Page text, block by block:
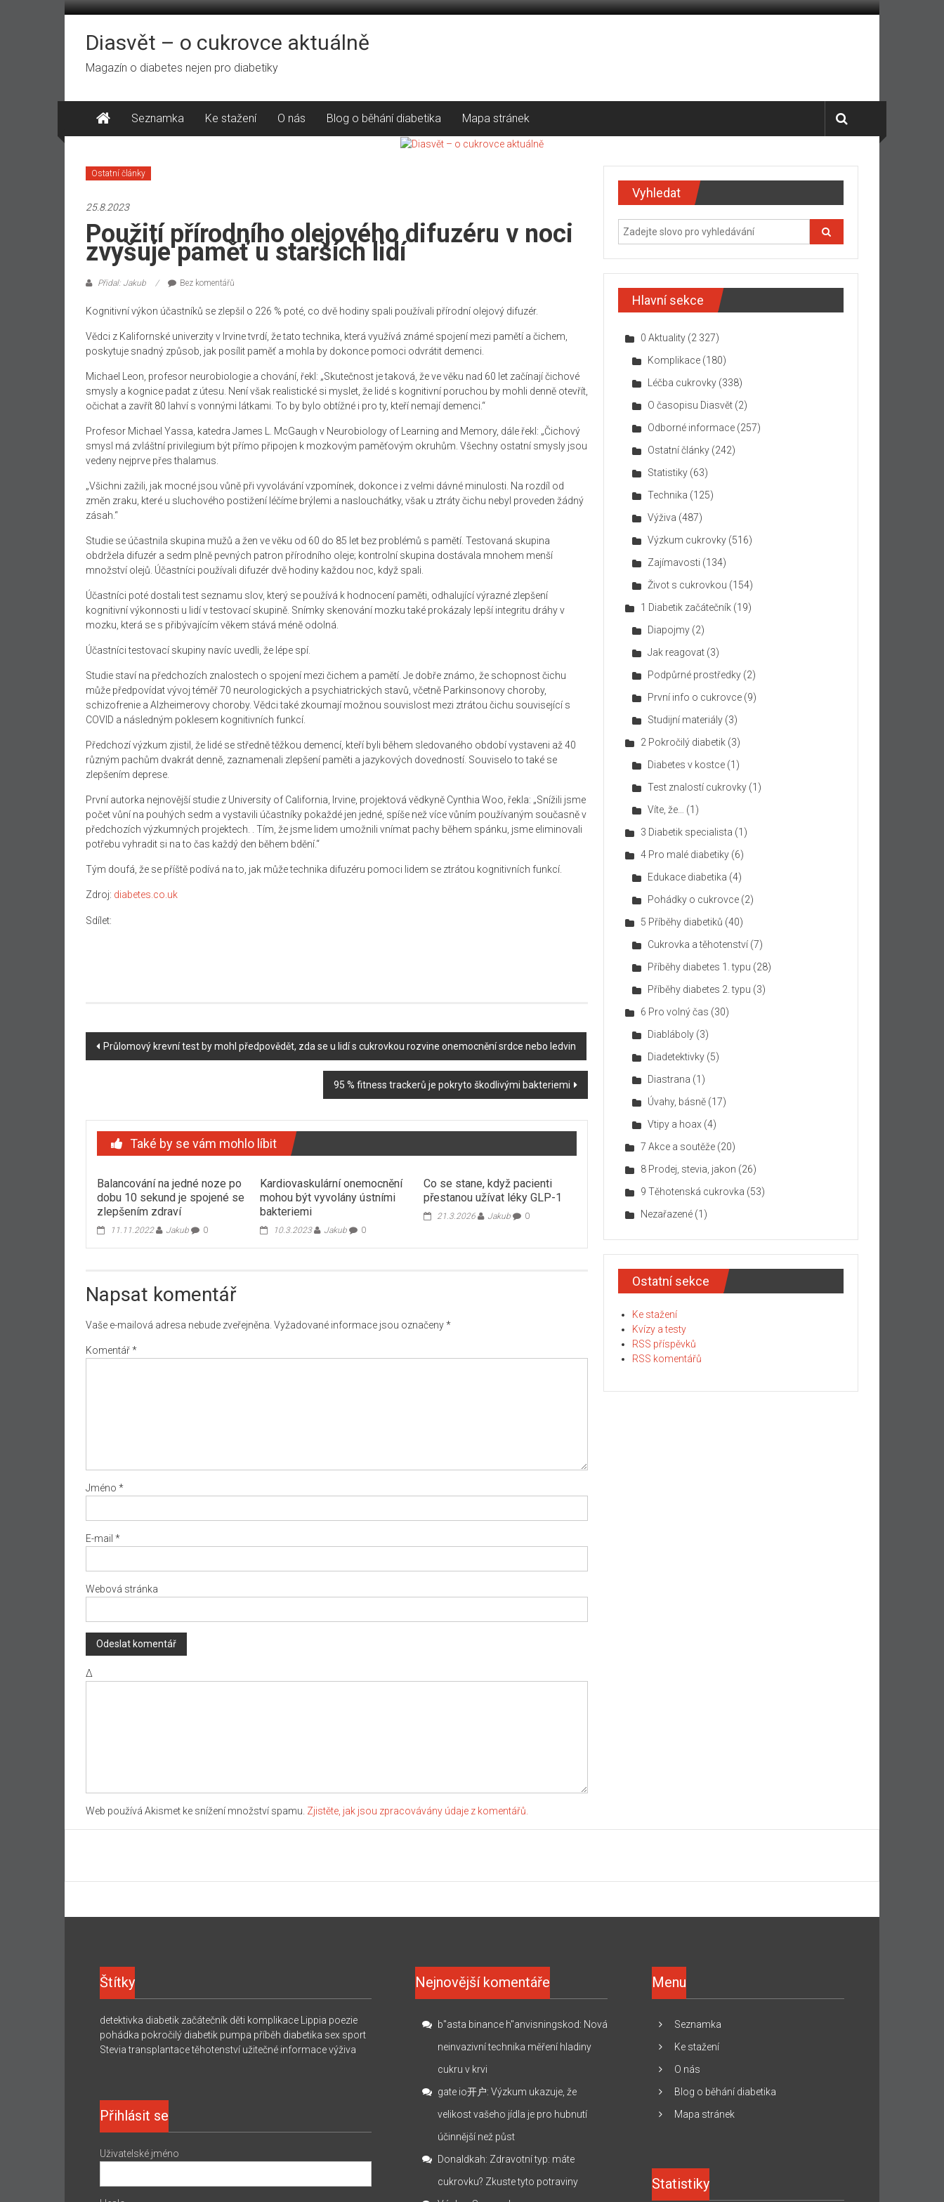
Přeskočit
obsahDiasvět – o cukrovce aktuálně
Magazín o diabetes nejen pro diabetiky
Seznamka Ke stažení O nás Blog o běhání diabetika Mapa stránek
Ostatní články
25.8.2023
Použití přírodního olejového difuzéru v noci
zvyšuje paměť u starších lidí
Přidal: Jakub Bez komentářů
Kognitivní výkon účastníků se zlepšil o 226 % poté, co dvě hodiny spali používali přírodní olejový difuzér.
Vědci z Kalifornské univerzity v Irvine tvrdí, že tato technika, která využívá známé spojení mezi pamětí a čichem,
poskytuje snadný způsob, jak posílit paměť a mohla by dokonce pomoci odvrátit demenci.
Michael Leon, profesor neurobiologie a chování, řekl: „Skutečnost je taková, že ve věku nad 60 let začínají čichové
smysly a kognice padat z útesu. Není však realistické si myslet, že lidé s kognitivní poruchou by mohli denně otevřít,
očichat a zavřít 80 lahví s vonnými látkami. To by bylo obtížné i pro ty, kteří nemají demenci.“
Profesor Michael Yassa, katedra James L. McGaugh v Neurobiology of Learning and Memory, dále řekl: „Čichový
smysl má zvláštní privilegium být přímo připojen k mozkovým paměťovým okruhům. Všechny ostatní smysly jsou
vedeny nejprve přes thalamus.
„Všichni zažili, jak mocné jsou vůně při vyvolávání vzpomínek, dokonce i z velmi dávné minulosti. Na rozdíl od
změn zraku, které u sluchového postižení léčíme brýlemi a naslouchátky, však u ztráty čichu nebyl proveden žádný
zásah.“
Studie se účastnila skupina mužů a žen ve věku od 60 do 85 let bez problémů s pamětí. Testovaná skupina
obdržela difuzér a sedm plně pevných patron přírodního oleje; kontrolní skupina dostávala mnohem menší
množství olejů. Účastníci používali difuzér dvě hodiny každou noc, když spali.
Účastníci poté dostali test seznamu slov, který se používá k hodnocení paměti, odhalující výrazné zlepšení
kognitivní výkonnosti u lidí v testovací skupině. Snímky skenování mozku také prokázaly lepší integritu dráhy v
mozku, která se s přibývajícím věkem stává méně odolná.
Účastníci testovací skupiny navíc uvedli, že lépe spí.
Studie staví na předchozích znalostech o spojení mezi čichem a pamětí. Je dobře známo, že schopnost čichu
může předpovídat vývoj téměř 70 neurologických a psychiatrických stavů, včetně Parkinsonovy choroby,
schizofrenie a Alzheimerovy choroby. Vědci také zkoumají možnou souvislost mezi ztrátou čichu související s
COVID a následným poklesem kognitivních funkcí.
Předchozí výzkum zjistil, že lidé se středně těžkou demencí, kteří byli během sledovaného období vystaveni až 40
různým pachům dvakrát denně, zaznamenali zlepšení paměti a jazykových dovedností. Souviselo to také se
zlepšením deprese.
První autorka nejnovější studie z University of California, Irvine, projektová vědkyně Cynthia Woo, řekla: „Snížili jsme
počet vůní na pouhých sedm a vystavili účastníky pokaždé jen jedné, spíše než více vůním používaným současně v
předchozích výzkumných projektech. . Tím, že jsme lidem umožnili vnímat pachy během spánku, jsme eliminovali
potřebu vyhradit si na to čas každý den během bdění.“
Tým doufá, že se příště podívá na to, jak může technika difuzéru pomoci lidem se ztrátou kognitivních funkcí.
Zdroj: diabetes.co.uk
Sdílet:
Navigace
Průlomový krevní test by mohl předpovědět, zda se u lidí s cukrovkou rozvine onemocnění srdce nebo ledvin
95 % fitness trackerů je pokryto škodlivými bakteriemi
Také by se vám mohlo líbit
Balancování na jedné noze po
dobu 10 sekund je spojené se
zlepšením zdraví
11.11.2022 Jakub 0
Kardiovaskulární onemocnění
mohou být vyvolány ústními
bakteriemi
10.3.2023 Jakub 0
Co se stane, když pacienti
přestanou užívat léky GLP-1
21.3.2026 Jakub 0
Napsat komentář
Vaše e-mailová adresa nebude zveřejněna. Vyžadované informace jsou označeny*
Komentář*
Jméno *
E-mail *
Webová stránka
Δ
Web používá Akismet ke snížení množství spamu. Zjistěte, jak jsou zpracovávány údaje z komentářů.
Vyhledat
Hlavní sekce
0 Aktuality (2 327)
Komplikace (180)
Léčba cukrovky (338)
O časopisu Diasvět (2)
Odborné informace (257)
Ostatní články (242)
Statistiky (63)
Technika (125)
Výživa (487)
Výzkum cukrovky (516)
Zajímavosti (134)
Život s cukrovkou (154)
1 Diabetik začátečník (19)
Diapojmy (2)
Jak reagovat (3)
Podpůrné prostředky (2)
První info o cukrovce (9)
Studijní materiály (3)
2 Pokročilý diabetik (3)
Diabetes v kostce (1)
Test znalostí cukrovky (1)
Víte, že…
(1)
3 Diabetik specialista (1)
4 Pro malé diabetiky (6)
Edukace diabetika (4)
Pohádky o cukrovce (2)
5 Příběhy diabetiků (40)
Cukrovka a těhotenství (7)
Příběhy diabetes 1. typu (28)
Příběhy diabetes 2. typu (3)
6 Pro volný čas (30)
Diabláboly (3)
Diadetektivky (5)
Diastrana (1)
Úvahy, básně (17)
Vtipy a hoax (4)
7 Akce a soutěže (20)
8 Prodej, stevia, jakon (26)
9 Těhotenská cukrovka (53)
Nezařazené (1)
Ostatní sekce
Ke stažení
Kvízy a testy
RSS příspěvků
RSS komentářů
Štítky
detektivka diabetik začátečník děti komplikace Lippia poezie
pohádka pokročilý diabetik pumpa příběh diabetika sex sport
Stevia transplantace těhotenství užitečné informace výživa
Přihlásit se
Uživatelské jméno
Nejnovější komentáře
b"asta binance h"anvisningskod: Nová
neinvazivní technika měření hladiny
cukru v krvi
gate io开户:Výzkum ukazuje, že
velikost vašeho jídla je pro hubnutí
účinnější než půst
Donaldkah: Zdravotní typ: máte
cukrovku? Zkuste tyto potraviny
Menu
Seznamka
Ke stažení
O nás
Blog o běhání diabetika
Mapa stránek
Statistiky